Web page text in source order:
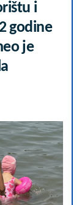
i
godine
je